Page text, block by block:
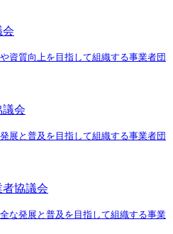
会
資質向上を目指して組織する事業者団
会
展と普及を目指して組織する事業者団
協議会
な発展と普及を目指して組織する事業